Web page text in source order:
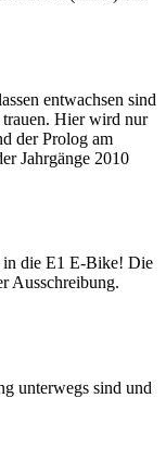
entwachsen sind
trauen. Hier wird nur
der Prolog am
Jahrgänge 2010
in die E1 E-Bike! Die
Ausschreibung.
unterwegs sind und